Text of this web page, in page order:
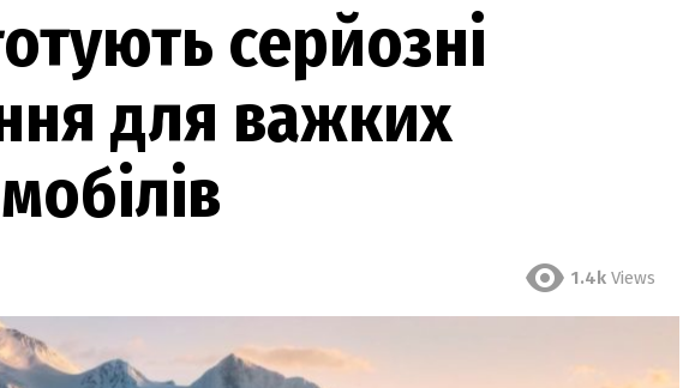
серйозні
для важких
1.4k Views